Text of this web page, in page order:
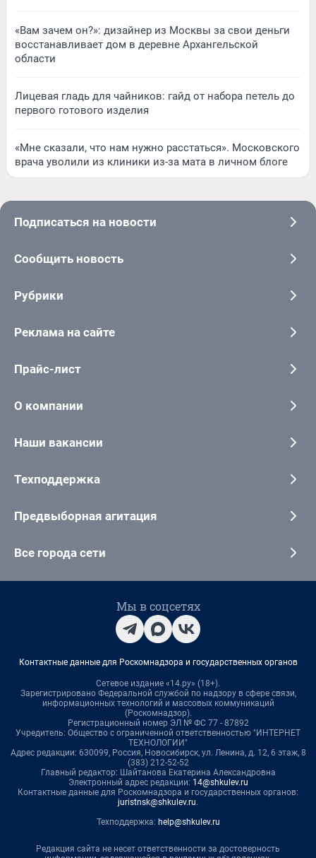
«Вам зачем он?»: дизайнер из Москвы за свои деньги
восстанавливает дом в деревне Архангельской
области
Лицевая гладь для чайников: гайд от набора петель до
первого готового изделия
«Мне сказали, что нам нужно расстаться». Московского
врача уволили из клиники из-за мата в личном блоге
Подписаться на новости
Сообщить новость
Рубрики
Реклама на сайте
Прайс-лист
О компании
Наши вакансии
Техподдержка
Предвыборная агитация
Все города сети
Мы в соцсетях
Контактные данные для Роскомнадзора и государственных органов
Сетевое издание «14.ру» (18+).
Зарегистрировано Федеральной службой по надзору в сфере связи,
информационных технологий и массовых коммуникаций
(Роскомнадзор).
Регистрационный номер ЭЛ № ФС 77 - 87892
Учредитель: Общество с ограниченной ответственностью "ИНТЕРНЕТ
ТЕХНОЛОГИИ"
Адрес редакции: 630099, Россия, Новосибирск, ул. Ленина, д. 12, 6 этаж, 8
(383) 212-52-52
Главный редактор: Шайтанова Екатерина Александровна
Электронный адрес редакции: 14@shkulev.ru
Контактные данные для Роскомнадзора и государственных органов:
juristnsk@shkulev.ru.
Техподдержка: help@shkulev.ru
Редакция сайта не несет ответственности за достоверность